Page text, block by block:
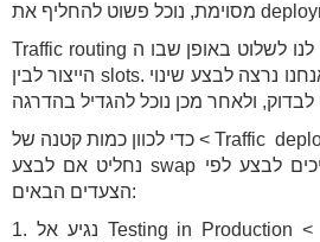
Traffic routing מאפשר לנו לשלוט באופן שבו ה Traffic עובר בין
הייצור לבין slots. זה מאוד שימושי כאשר אנחנו נרצה לבצע שינוי
כדי לכוון כמות קטנה של < Traffic deployment slot לפני שאנחנו
נחליט אם לבצע swap לייצור או לא, אנחנו צריכים לבצע לפי
הצעדים הבאים:
1. נגיע אל Testing in Production < Development Tools >